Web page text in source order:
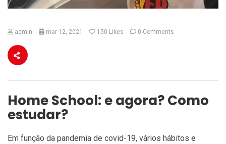
admin mar 12, 2021 150 Likes 0 Comments
Home School: e agora? Como
estudar?
Em função da pandemia de covid-19, vários hábitos e